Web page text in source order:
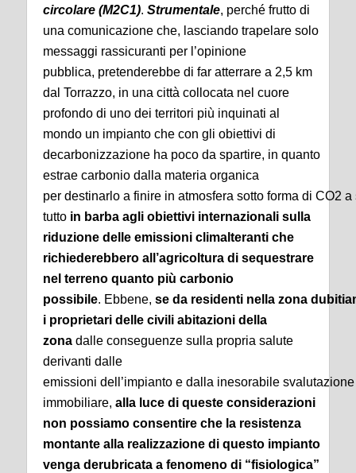
circolare (M2C1). Strumentale, perché frutto di
una comunicazione che, lasciando trapelare solo
messaggi rassicuranti per l’opinione
pubblica, pretenderebbe di far atterrare a 2,5 km
dal Torrazzo, in una città collocata nel cuore
profondo di uno dei territori più inquinati al
mondo un impianto che con gli obiettivi di
decarbonizzazione ha poco da spartire, in quanto
estrae carbonio dalla materia organica
per destinarlo a finire in atmosfera sotto forma di CO2
tutto in barba agli obiettivi internazionali sulla
riduzione delle emissioni climalteranti che
richiederebbero all’agricoltura di sequestrare
nel terreno quanto più carbonio
possibile. Ebbene, se da residenti nella zona
i proprietari delle civili abitazioni della
zona dalle conseguenze sulla propria salute
derivanti dalle
emissioni dell’impianto e dalla inesorabile
immobiliare, alla luce di queste considerazioni
non possiamo consentire che la resistenza
montante alla realizzazione di questo impianto
venga derubricata a fenomeno di “fisiologica”